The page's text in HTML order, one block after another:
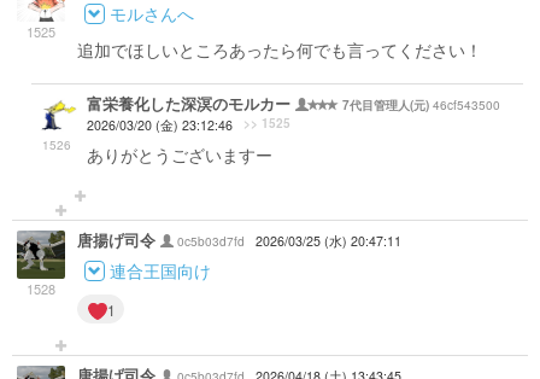
1525
モルさんへ
追加でほしいところあったら何でも言ってください！
1526
富栄養化した深溟のモルカー 7代目管理人(元) 46cf543500
2026/03/20 (金) 23:12:46
>> 1525
ありがとうございますー
1528
唐揚げ司令 0c5b03d7fd 2026/03/25 (水) 20:47:11
連合王国向け
1